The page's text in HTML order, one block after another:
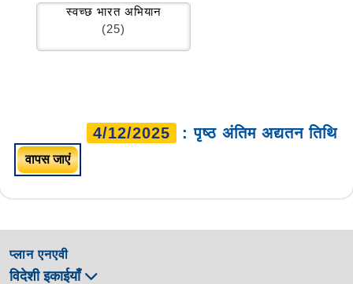
स्वच्छ भारत अभियान
(25)
4/12/2025 : पृष्ठ अंतिम अद्यतन तिथि
वापस जाएं
प्लान एनएवी
विदेशी इकाईयाँ